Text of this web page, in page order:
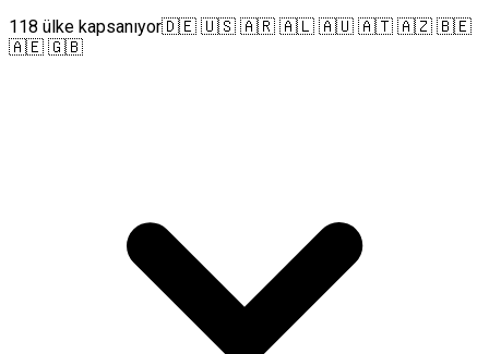
118 ülke kapsanıyor🇩🇪 🇺🇸 🇦🇷 🇦🇱 🇦🇺 🇦🇹 🇦🇿 🇧🇪
🇦🇪 🇬🇧